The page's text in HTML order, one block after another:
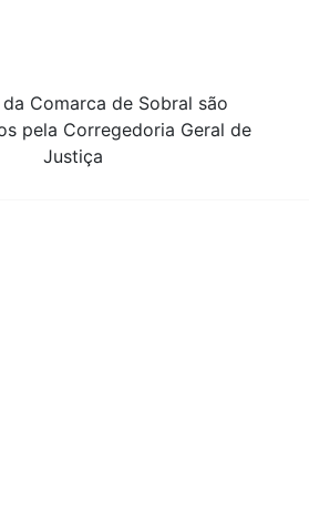
Comarca de Sobral são
pela Corregedoria Geral de
Justiça